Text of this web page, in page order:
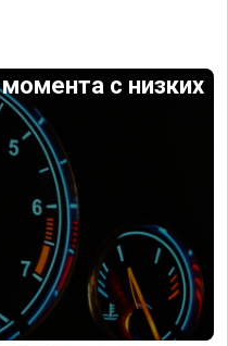
с низких